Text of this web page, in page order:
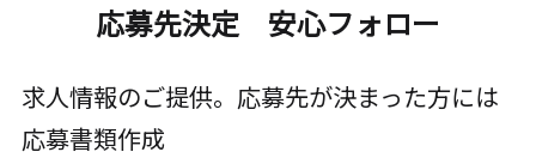
応募先決定 安心フォロー
求人情報のご提供。応募先が決まった方には
応募書類作成